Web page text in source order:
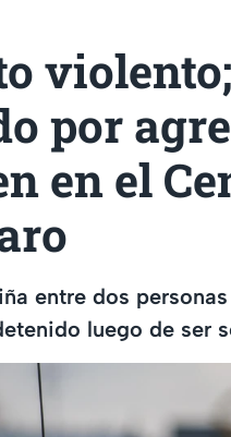
por
en el
entre dos
luego de ser